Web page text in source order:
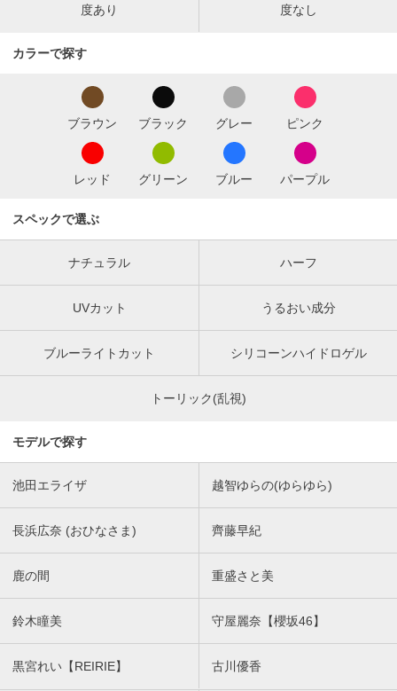
度あり 度なし
カラーで探す
ブラウン ブラック グレー ピンク
レッド グリーン ブルー パープル
スペックで選ぶ
ナチュラル ハーフ
UVカット うるおい成分
ブルーライトカット シリコーンハイドロゲル
トーリック(乱視)
モデルで探す
池田エライザ 越智ゆらの(ゆらゆら)
長浜広奈 (おひなさま) 齊藤早紀
鹿の間 重盛さと美
鈴木瞳美 守屋麗奈【櫻坂46】
黒宮れい【REIRIE】 古川優香